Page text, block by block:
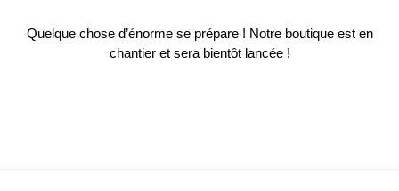
Quelque chose d’énorme se prépare ! Notre boutique est en
chantier et sera bientôt lancée !